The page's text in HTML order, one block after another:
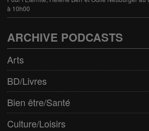
à 10h00
ARCHIVE PODCASTS
Arts
BD/Livres
Bien être/Santé
Culture/Loisirs